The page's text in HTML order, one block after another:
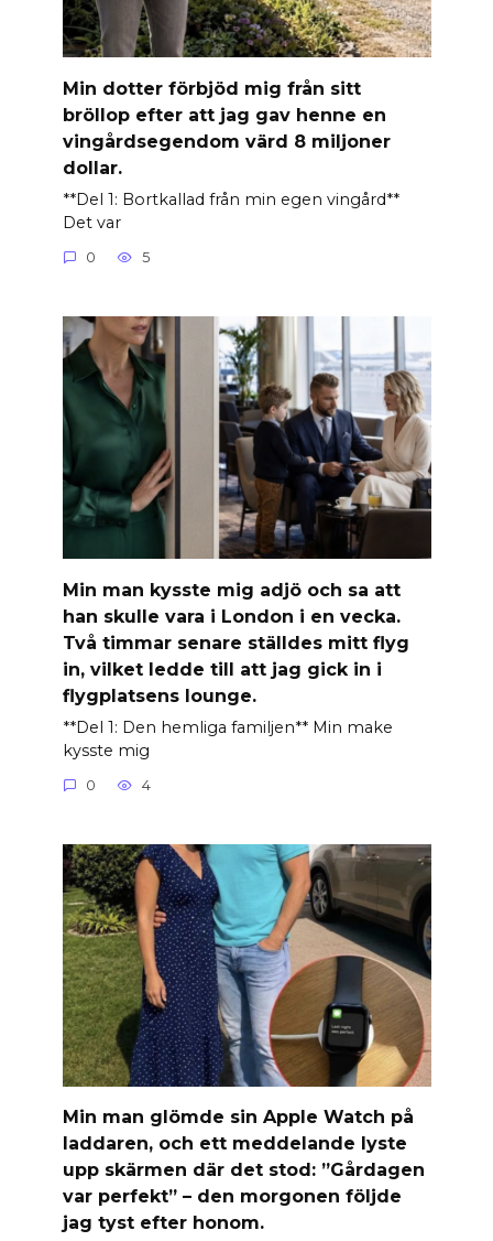
Min dotter förbjöd mig från sitt
bröllop efter att jag gav henne en
vingårdsegendom värd 8 miljoner
dollar.
**Del 1: Bortkallad från min egen vingård**
Det var
0 5
Min man kysste mig adjö och sa att
han skulle vara i London i en vecka.
Två timmar senare ställdes mitt flyg
in, vilket ledde till att jag gick in i
flygplatsens lounge.
**Del 1: Den hemliga familjen** Min make
kysste mig
0 4
Min man glömde sin Apple Watch på
laddaren, och ett meddelande lyste
upp skärmen där det stod: ”Gårdagen
var perfekt” – den morgonen följde
jag tyst efter honom.